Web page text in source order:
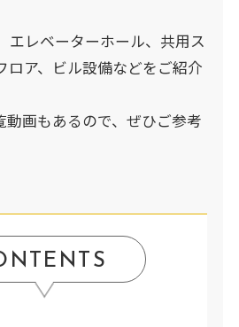
エレベーターホール、共用ス
ロア、ビル設備などをご紹介
動画もあるので、ぜひご参考